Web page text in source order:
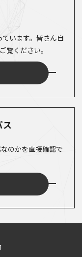
います。皆さん自
覧ください。
ス
のかを直接確認で